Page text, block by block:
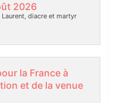
2026
diacre et martyr
la France à
et de la venue